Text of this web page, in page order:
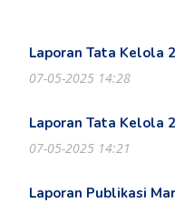
Laporan Tata Kelola
07-05-2025 14:28
Laporan Tata Kelola
07-05-2025 14:21
Laporan Publikasi